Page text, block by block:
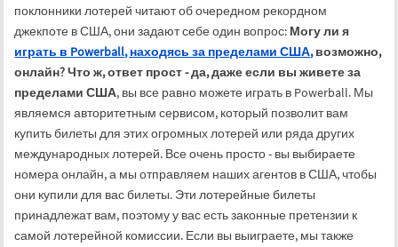
поклонники лотерей читают об очередном рекордном
джекпоте в США, они задают себе один вопрос: Могу ли я
играть в Powerball, находясь за пределами США,возможно,
онлайн?Что ж, ответ прост - да, даже если вы живете за
пределами США, вы все равно можете играть в Powerball. Мы
являемся авторитетным сервисом, который позволит вам
купить билеты для этих огромных лотерей или ряда других
международных лотерей. Все очень просто - вы выбираете
номера онлайн, а мы отправляем наших агентов в США, чтобы
они купили для вас билеты. Эти лотерейные билеты
принадлежат вам, поэтому у вас есть законные претензии к
самой лотерейной комиссии. Если вы выиграете, мы также